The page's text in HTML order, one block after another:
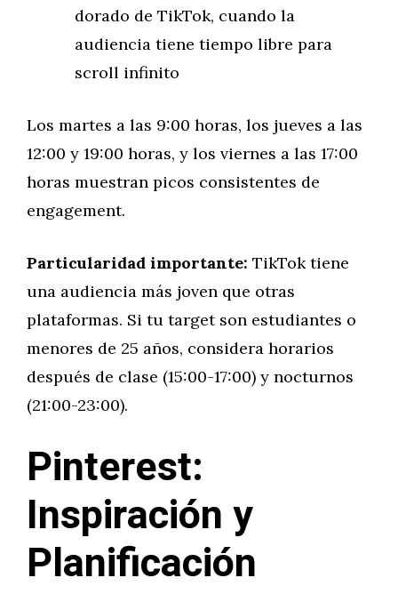
dorado de TikTok, cuando la
audiencia tiene tiempo libre para
scroll infinito
Los martes a las 9:00 horas, los jueves a las
12:00 y 19:00 horas, y los viernes a las 17:00
horas muestran picos consistentes de
engagement.
Particularidad importante: TikTok tiene
una audiencia más joven que otras
plataformas. Si tu target son estudiantes o
menores de 25 años, considera horarios
después de clase (15:00-17:00) y nocturnos
(21:00-23:00).
Pinterest:
Inspiración y
Planificación